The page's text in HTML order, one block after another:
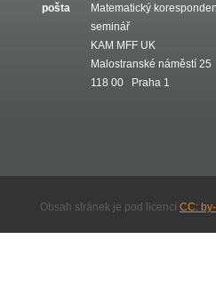
pošta
Matematický
seminář
KAM MFF UK
Malostranské náměstí 25
118 00 Praha 1
Obsah stránek je pod licencí CC: